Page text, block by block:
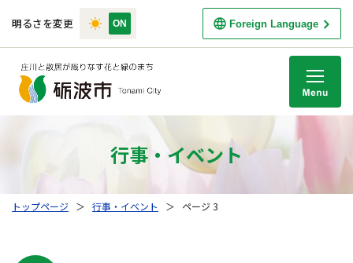
明るさを変更 Foreign Language
行事・イベント
トップページ ＞ 行事・イベント ＞ ページ 3